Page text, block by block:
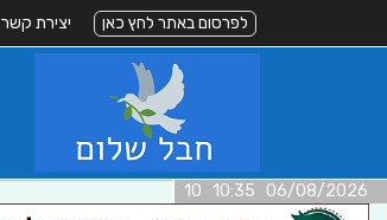
לפרסום באתר לחץ כאן יצירת קשר
06/08/2026 10:35 10